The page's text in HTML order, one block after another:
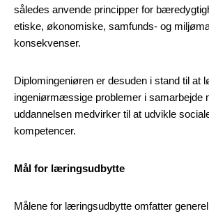
således anvende principper for
etiske, økonomiske, samfunds- og
konsekvenser.
Diplomingeniøren er desuden i stand til at
ingeniørmæssige problemer i samarbejde
uddannelsen medvirker til at udvikle
kompetencer.
Mål for læringsudbytte
Målene for læringsudbytte omfatter